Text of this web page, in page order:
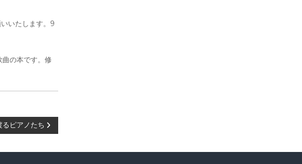
いたします。9
の本です。修
るピアノたち